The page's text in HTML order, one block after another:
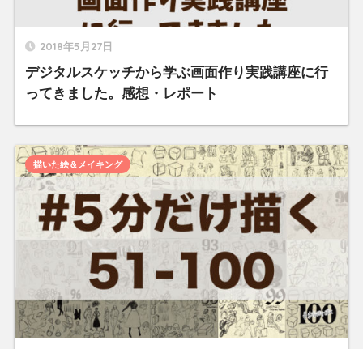
2018年5月27日
デジタルスケッチから学ぶ画面作り実践講座に行
ってきました。感想・レポート
描いた絵＆メイキング